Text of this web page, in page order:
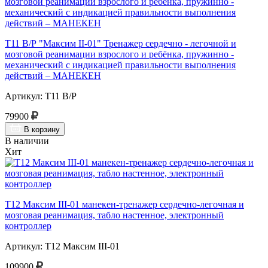
Т11 В/Р "Максим II-01" Тренажер сердечно - легочной и
мозговой реанимации взрослого и ребёнка, пружинно -
механический с индикацией правильности выполнения
действий – МАНЕКЕН
Артикул: Т11 В/Р
79900
В корзину
В наличии
Хит
Т12 Максим III-01 манекен-тренажер сердечно-легочная и
мозговая реанимация, табло настенное, электронный
контроллер
Артикул: Т12 Максим III-01